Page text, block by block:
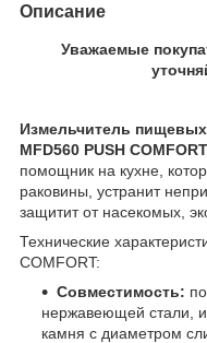
Описание
Уважаемые
Измельчитель
MFD560 PUSH COMFORT
помощник на кухне,
раковины, устранит
защитит от насекомых,
Технические
COMFORT:
Совместимость:
нержавеющей стали,
камня с диаметром